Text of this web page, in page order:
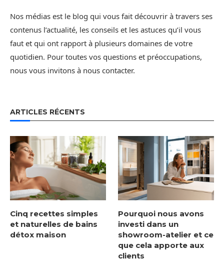
Nos médias est le blog qui vous fait découvrir à travers ses
contenus l’actualité, les conseils et les astuces qu’il vous
faut et qui ont rapport à plusieurs domaines de votre
quotidien. Pour toutes vos questions et préoccupations,
nous vous invitons à nous contacter.
ARTICLES RÉCENTS
Cinq recettes simples
et naturelles de bains
détox maison
Pourquoi nous avons
investi dans un
showroom-atelier et ce
que cela apporte aux
clients